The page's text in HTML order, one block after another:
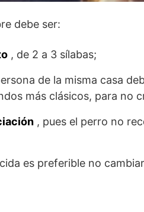
debe ser:
, de 2 a 3 sílabas;
de la misma casa
más clásicos, para no
, pues el perro no
es preferible no